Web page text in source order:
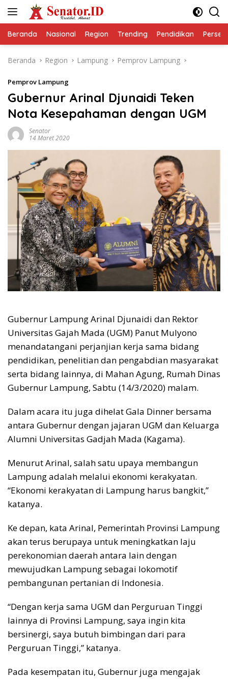
Beranda Nasional Region Trending Pendidikan
Beranda Region Lampung Pemprov Lampung
Pemprov Lampung
Gubernur Arinal Djunaidi Teken
Nota Kesepahaman dengan UGM
Senator
14 Maret 2020
Gubernur Lampung Arinal Djunaidi dan Rektor
Universitas Gajah Mada (UGM) Panut Mulyono
menandatangani perjanjian kerja sama bidang
pendidikan, penelitian dan pengabdian masyarakat
serta bidang lainnya, di Mahan Agung, Rumah Dinas
Gubernur Lampung, Sabtu (14/3/2020) malam.
Dalam acara itu juga dihelat Gala Dinner bersama
antara Gubernur dengan jajaran UGM dan Keluarga
Alumni Universitas Gadjah Mada (Kagama).
Menurut Arinal, salah satu upaya membangun
Lampung adalah melalui ekonomi kerakyatan.
“Ekonomi kerakyatan di Lampung harus bangkit,”
katanya.
Ke depan, kata Arinal, Pemerintah Provinsi Lampung
akan terus berupaya untuk meningkatkan laju
perekonomian daerah antara Iain dengan
mewujudkan Lampung sebagai lokomotif
pembangunan pertanian di Indonesia.
“Dengan kerja sama UGM dan Perguruan Tinggi
lainnya di Provinsi Lampung, saya ingin kita
bersinergi, saya butuh bimbingan dari para
Perguruan Tinggi,” katanya.
Pada kesempatan itu, Gubernur juga mengajak